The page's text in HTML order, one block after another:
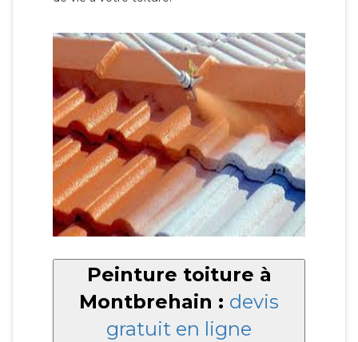
Peinture toiture à
Montbrehain : devis
gratuit en ligne